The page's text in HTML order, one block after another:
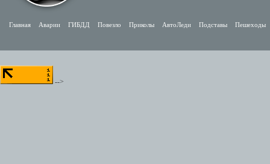
Главная Аварии ГИБДД Повезло Приколы АвтоЛеди Подставы Пешеходы
-->